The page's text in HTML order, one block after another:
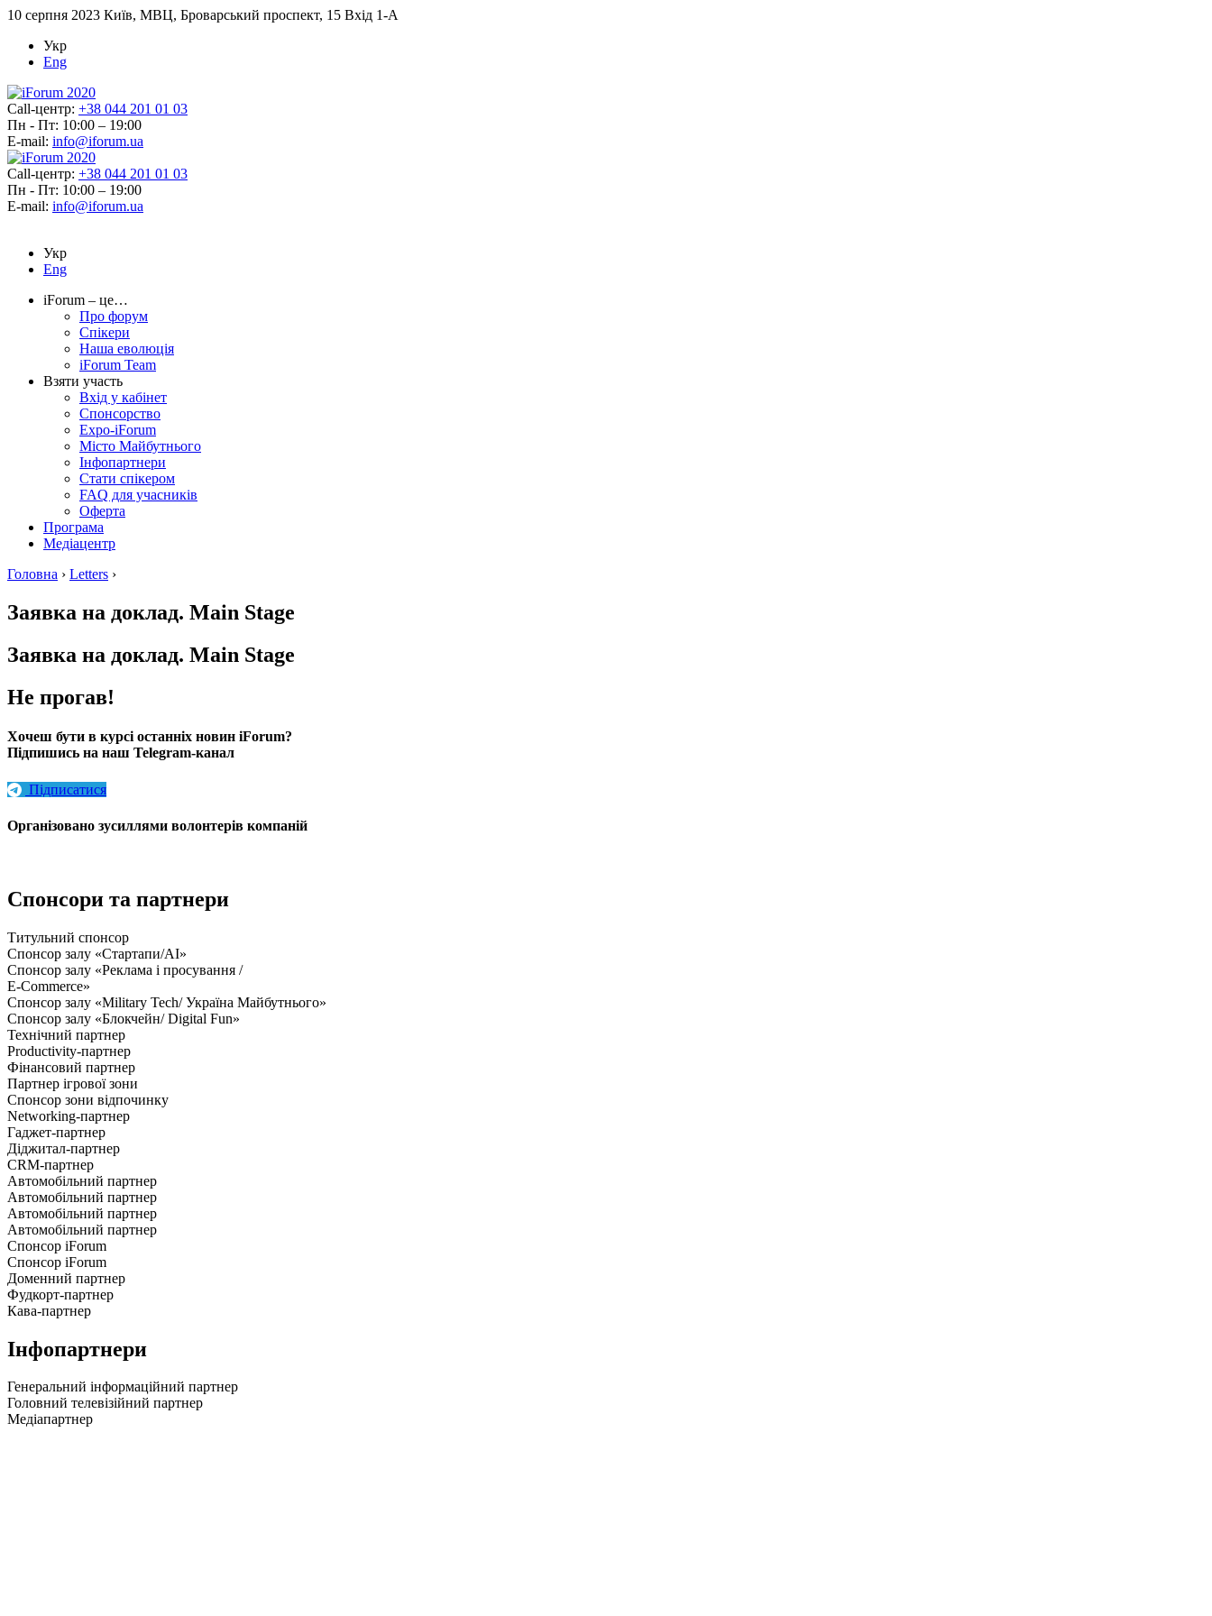
10 серпня 2023 Київ, МВЦ, Броварський проспект, 15 Вхід 1-А
Укр
Eng
Call-центр: +38 044 201 01 03
Пн - Пт: 10:00 – 19:00
E-mail: info@iforum.ua
Call-центр: +38 044 201 01 03
Пн - Пт: 10:00 – 19:00
E-mail: info@iforum.ua
Укр
Eng
iForum – це…
Про форум
Спікери
Наша еволюція
iForum Team
Взяти участь
Вхід у кабінет
Спонсорство
Expo-iForum
Місто Майбутнього
Інфопартнери
Стати спікером
FAQ для учасників
Оферта
Програма
Медіацентр
Головна › Letters ›
Заявка на доклад. Main Stage
Заявка на доклад. Main Stage
Не прогав!
Хочеш бути в курсі останніх новин iForum?
Підпишись на наш Telegram-канал
Підписатися
Організовано зусиллями волонтерів компаній
Спонсори та партнери
Титульний спонсор
Спонсор залу «Стартапи/AI»
Спонсор залу «Реклама і просування /
E-Commerce»
Спонсор залу «Military Tech/ Україна Майбутнього»
Спонсор залу «Блокчейн/ Digital Fun»
Технічний партнер
Productivity-партнер
Фінансовий партнер
Партнер ігрової зони
Спонсор зони відпочинку
Networking-партнер
Гаджет-партнер
Діджитал-партнер
CRM-партнер
Автомобільний партнер
Автомобільний партнер
Автомобільний партнер
Автомобільний партнер
Спонсор iForum
Спонсор iForum
Доменний партнер
Фудкорт-партнер
Кава-партнер
Інфопартнери
Генеральний інформаційний партнер
Головний телевізійний партнер
Медіапартнер